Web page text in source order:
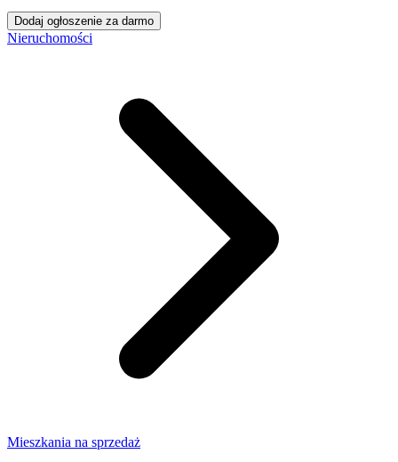
Dodaj ogłoszenie za darmo
Nieruchomości
Mieszkania na sprzedaż